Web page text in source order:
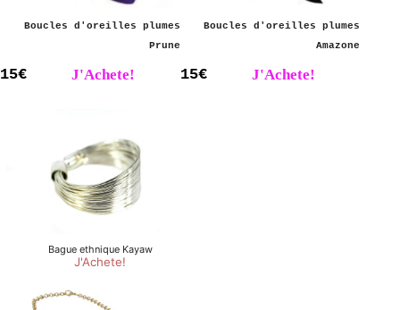
Boucles d'oreilles plumes
Prune
15€ J'Achete!
Boucles d'oreilles plumes
Amazone
15€ J'Achete!